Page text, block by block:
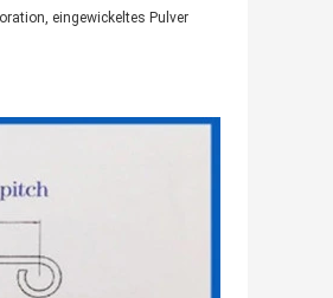
eingewickeltes Pulver